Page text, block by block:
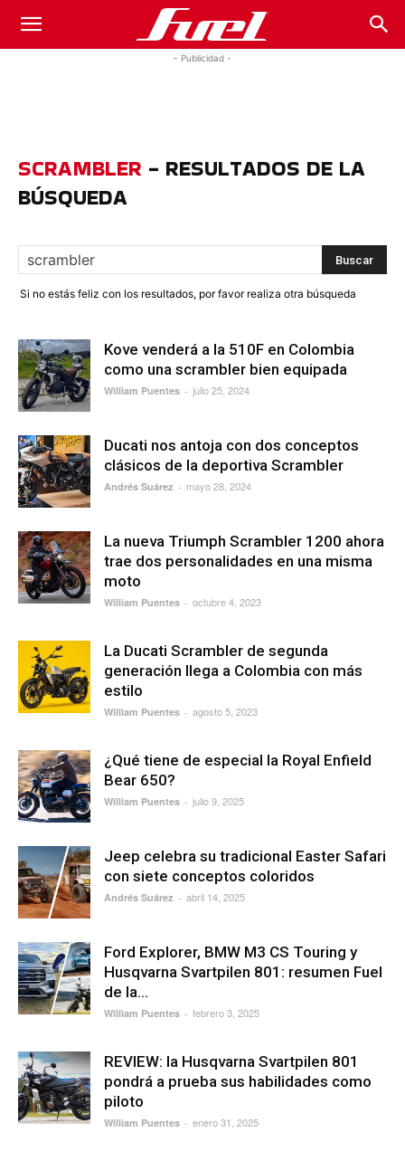
Fuel
Magazine
- Publicidad -
SCRAMBLER - RESULTADOS DE LA
BÚSQUEDA
Si no estás feliz con los resultados, por favor realiza otra búsqueda
Kove venderá a la 510F en Colombia
como una scrambler bien equipada
William Puentes - julio 25, 2024
Ducati nos antoja con dos conceptos
clásicos de la deportiva Scrambler
Andrés Suárez - mayo 28, 2024
La nueva Triumph Scrambler 1200 ahora
trae dos personalidades en una misma
moto
William Puentes - octubre 4, 2023
La Ducati Scrambler de segunda
generación llega a Colombia con más
estilo
William Puentes - agosto 5, 2023
¿Qué tiene de especial la Royal Enfield
Bear 650?
William Puentes - julio 9, 2025
Jeep celebra su tradicional Easter Safari
con siete conceptos coloridos
Andrés Suárez - abril 14, 2025
Ford Explorer, BMW M3 CS Touring y
Husqvarna Svartpilen 801: resumen Fuel
de la...
William Puentes - febrero 3, 2025
REVIEW: la Husqvarna Svartpilen 801
pondrá a prueba sus habilidades como
piloto
William Puentes - enero 31, 2025